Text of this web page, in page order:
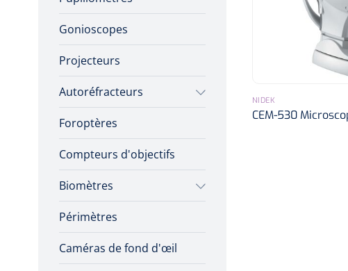
Gonioscopes
Projecteurs
Autoréfracteurs
Sans kératométrie
Aberromètres à front
d'onde
Foroptères
Compteurs d'objectifs
Biomètres
Biomètres à ultrasons
Biomètres optiques
Périmètres
Caméras de fond d'œil
NIDEK
CEM-530